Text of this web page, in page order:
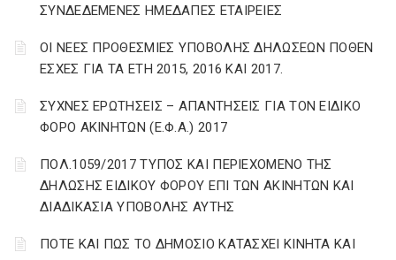
ΣΥΝΔΕΔΕΜΕΝΕΣ ΗΜΕΔΑΠΕΣ ΕΤΑΙΡΕΙΕΣ
ΟΙ ΝΕΕΣ ΠΡΟΘΕΣΜΙΕΣ ΥΠΟΒΟΛΗΣ ΔΗΛΩΣΕΩΝ ΠΟΘΕΝ
ΕΣΧΕΣ ΓΙΑ ΤΑ ΕΤΗ 2015, 2016 ΚΑΙ 2017.
ΣΥΧΝΕΣ ΕΡΩΤΗΣΕΙΣ – ΑΠΑΝΤΗΣΕΙΣ ΓΙΑ ΤΟΝ ΕΙΔΙΚΟ
ΦΟΡΟ ΑΚΙΝΗΤΩΝ (Ε.Φ.Α.) 2017
ΠΟΛ.1059/2017 ΤΥΠΟΣ ΚΑΙ ΠΕΡΙΕΧΟΜΕΝΟ ΤΗΣ
ΔΗΛΩΣΗΣ ΕΙΔΙΚΟΥ ΦΟΡΟΥ ΕΠΙ ΤΩΝ ΑΚΙΝΗΤΩΝ ΚΑΙ
ΔΙΑΔΙΚΑΣΙΑ ΥΠΟΒΟΛΗΣ ΑΥΤΗΣ
ΠΟΤΕ ΚΑΙ ΠΩΣ ΤΟ ΔΗΜΟΣΙΟ ΚΑΤΑΣΧΕΙ ΚΙΝΗΤΑ ΚΑΙ